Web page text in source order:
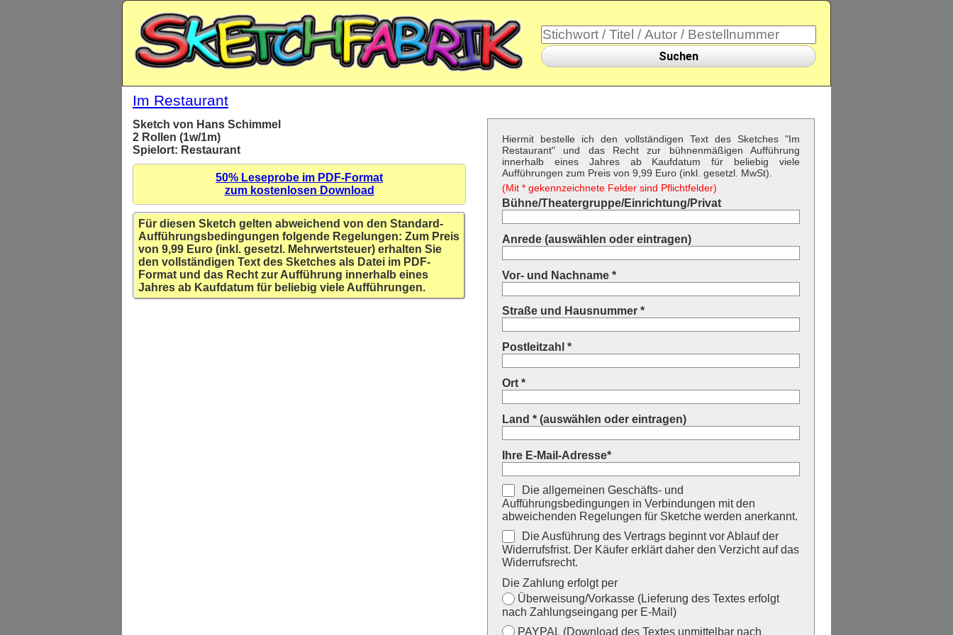
Suchen
Im Restaurant
Sketch von Hans Schimmel
2 Rollen (1w/1m)
Spielort: Restaurant
50% Leseprobe im PDF-Format
zum kostenlosen Download
Für diesen Sketch gelten abweichend von den Standard-
Aufführungsbedingungen folgende Regelungen: Zum Preis
von 9,99 Euro (inkl. gesetzl. Mehrwertsteuer) erhalten Sie
den vollständigen Text des Sketches als Datei im PDF-
Format und das Recht zur Aufführung innerhalb eines
Jahres ab Kaufdatum für beliebig viele Aufführungen.
Hiermit bestelle ich den vollständigen Text des Sketches "Im
Restaurant" und das Recht zur bühnenmäßigen Aufführung
innerhalb eines Jahres ab Kaufdatum für beliebig viele
Aufführungen zum Preis von 9,99 Euro (inkl. gesetzl. MwSt).
(Mit * gekennzeichnete Felder sind Pflichtfelder)
Bühne/Theatergruppe/Einrichtung/Privat
Anrede (auswählen oder eintragen)
Vor- und Nachname *
Straße und Hausnummer *
Postleitzahl *
Ort *
Land * (auswählen oder eintragen)
Ihre E-Mail-Adresse*
Die allgemeinen Geschäfts- und
Aufführungsbedingungen in Verbindungen mit den
abweichenden Regelungen für Sketche werden anerkannt.
Die Ausführung des Vertrags beginnt vor Ablauf der
Widerrufsfrist. Der Käufer erklärt daher den Verzicht auf das
Widerrufsrecht.
Die Zahlung erfolgt per
Überweisung/Vorkasse (Lieferung des Textes erfolgt
nach Zahlungseingang per E-Mail)
PAYPAL (Download des Textes unmittelbar nach